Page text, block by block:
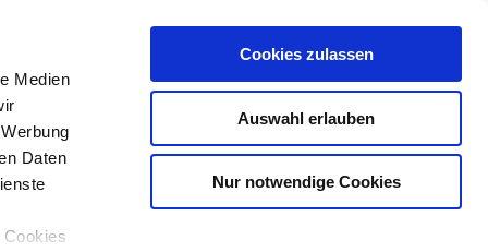
Medien
Daten
Cookies zulassen
Auswahl erlauben
Nur notwendige Cookies